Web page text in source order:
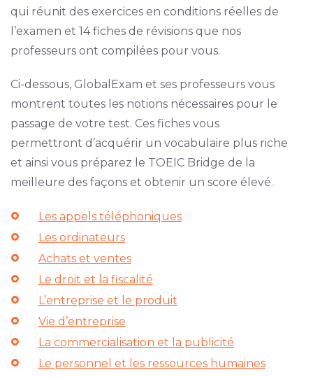
qui réunit des exercices en conditions réelles de
l’examen et 14 fiches de révisions que nos
professeurs ont compilées pour vous.
Ci-dessous, GlobalExam et ses professeurs vous
montrent toutes les notions nécessaires pour le
passage de votre test. Ces fiches vous
permettront d’acquérir un vocabulaire plus riche
et ainsi vous préparez le TOEIC Bridge de la
meilleure des façons et obtenir un score élevé.
Les appels téléphoniques
Les ordinateurs
Achats et ventes
Le droit et la fiscalité
L’entreprise et le produit
Vie d’entreprise
La commercialisation et la publicité
Le personnel et les ressources humaines